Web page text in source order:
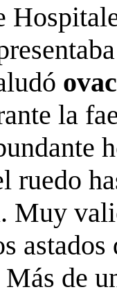
la
ruedo
Muy
de